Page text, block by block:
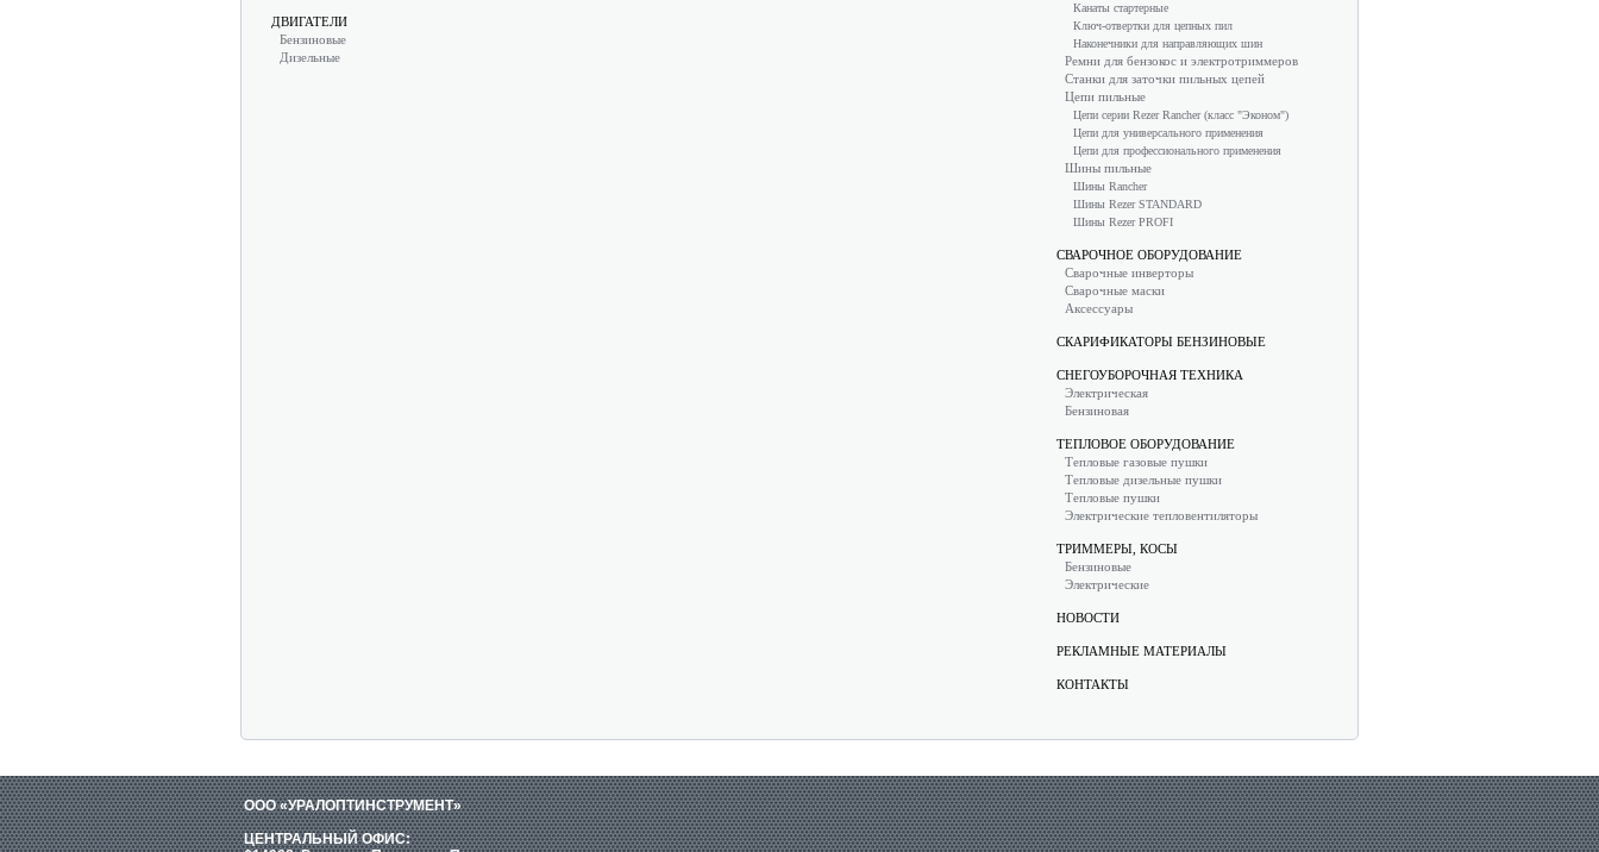
ДВИГАТЕЛИ
Бензиновые
Дизельные
Канаты стартерные
Ключ-отвертки для цепных пил
Наконечники для направляющих шин
Ремни для бензокос и электротриммеров
Станки для заточки пильных цепей
Цепи пильные
Цепи серии Rezer Rancher (класс "Эконом")
Цепи для универсального применения
Цепи для профессионального применения
Шины пильные
Шины Rancher
Шины Rezer STANDARD
Шины Rezer PROFI
СВАРОЧНОЕ ОБОРУДОВАНИЕ
Сварочные инверторы
Сварочные маски
Аксессуары
СКАРИФИКАТОРЫ БЕНЗИНОВЫЕ
СНЕГОУБОРОЧНАЯ ТЕХНИКА
Электрическая
Бензиновая
ТЕПЛОВОЕ ОБОРУДОВАНИЕ
Тепловые газовые пушки
Тепловые дизельные пушки
Тепловые пушки
Электрические тепловентиляторы
ТРИММЕРЫ, КОСЫ
Бензиновые
Электрические
НОВОСТИ
РЕКЛАМНЫЕ МАТЕРИАЛЫ
КОНТАКТЫ
ООО «УРАЛОПТИНСТРУМЕНТ»
ЦЕНТРАЛЬНЫЙ ОФИС: